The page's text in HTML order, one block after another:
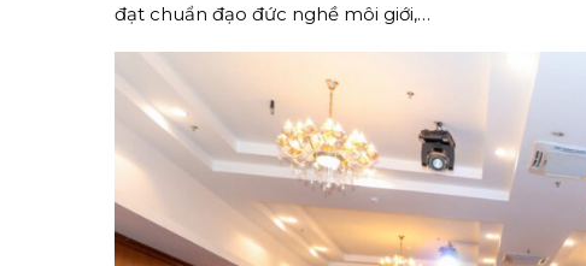
đạt chuẩn đạo đức nghề môi giới,…